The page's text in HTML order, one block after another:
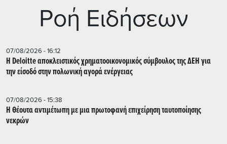
Ρoή Ειδήσεων
07/08/2026 - 16:12
Η Deloitte αποκλειστικός χρηματοοικονομικός σύμβουλος της ΔΕΗ για
την είσοδό στην πολωνική αγορά ενέργειας
07/08/2026 - 15:38
Η Θέουτα αντιμέτωπη με μια πρωτοφανή επιχείρηση ταυτοποίησης
νεκρών